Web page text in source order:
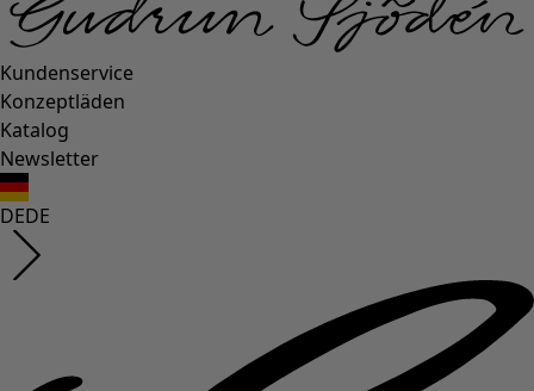
Kundenservice
Konzeptläden
Katalog
Newsletter
DEDE